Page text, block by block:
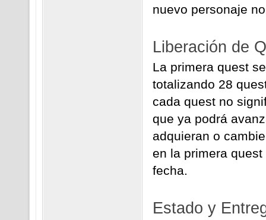
nuevo personaje
Liberación de
La primera quest
totalizando 28
cada quest no
que ya podrá
adquieran o
en la primera
fecha.
Estado y